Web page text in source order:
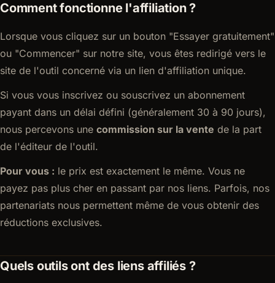
Comment fonctionne l'affiliation ?
Lorsque vous cliquez sur un bouton "Essayer gratuitement"
ou "Commencer" sur notre site, vous êtes redirigé vers le
site de l'outil concerné via un lien d'affiliation unique.
Si vous vous inscrivez ou souscrivez un abonnement
payant dans un délai défini (généralement 30 à 90 jours),
nous percevons une commission sur la vente de la part
de l'éditeur de l'outil.
Pour vous : le prix est exactement le même. Vous ne
payez pas plus cher en passant par nos liens. Parfois, nos
partenariats nous permettent même de vous obtenir des
réductions exclusives.
Quels outils ont des liens affiliés ?